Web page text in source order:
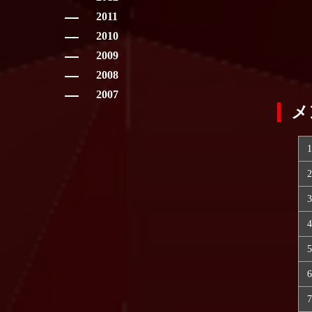
2011
2010
2009
2008
2007
1
2
3
4
5
6
7